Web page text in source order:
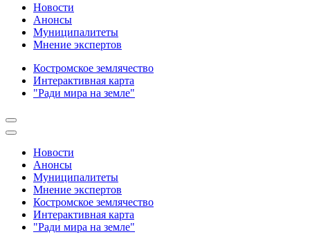
Новости
Анонсы
Муниципалитеты
Мнение экспертов
Костромское землячество
Интерактивная карта
"Ради мира на земле"
Новости
Анонсы
Муниципалитеты
Мнение экспертов
Костромское землячество
Интерактивная карта
"Ради мира на земле"